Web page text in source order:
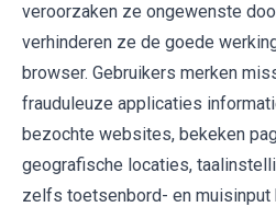
veroorzaken ze ongewenste
verhinderen ze de goede
browser. Gebruikers merken
frauduleuze applicaties
bezochte websites, bekeken
geografische locaties,
zelfs toetsenbord- en muisinput